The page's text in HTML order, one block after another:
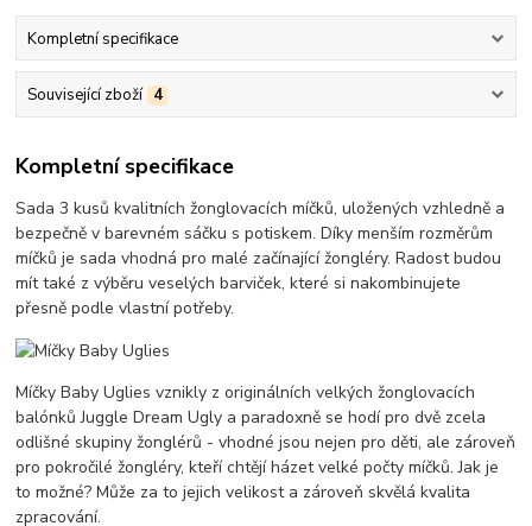
Kompletní specifikace
Související zboží 4
Kompletní specifikace
Sada 3 kusů kvalitních žonglovacích míčků, uložených vzhledně a
bezpečně v barevném sáčku s potiskem. Díky menším rozměrům
míčků je sada vhodná pro malé začínající žongléry. Radost budou
mít také z výběru veselých barviček, které si nakombinujete
přesně podle vlastní potřeby.
Míčky Baby Uglies vznikly z originálních velkých žonglovacích
balónků Juggle Dream Ugly a paradoxně se hodí pro dvě zcela
odlišné skupiny žonglérů - vhodné jsou nejen pro děti, ale zároveň
pro pokročilé žongléry, kteří chtějí házet velké počty míčků. Jak je
to možné? Může za to jejich velikost a zároveň skvělá kvalita
zpracování.